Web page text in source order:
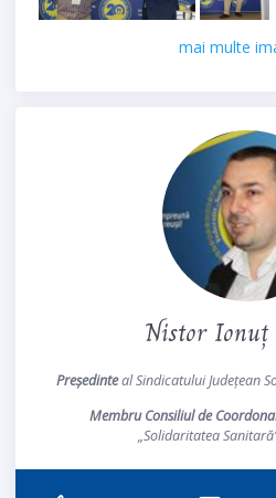
mai multe
Nistor Ionuț
Președinteal Sindicatului Județean
Membru Consiliul de
„Solidaritatea